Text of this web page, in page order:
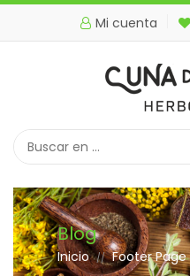
Mi cuenta
Blog
Inicio // Footer Page